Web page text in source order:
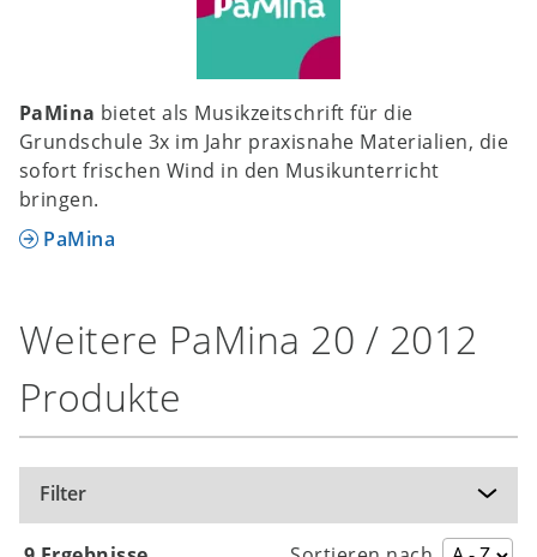
PaMina bietet als Musikzeitschrift für die
Grundschule 3x im Jahr praxisnahe Materialien, die
sofort frischen Wind in den Musikunterricht
bringen.
PaMina
Weitere PaMina 20 / 2012
Produkte
Filter